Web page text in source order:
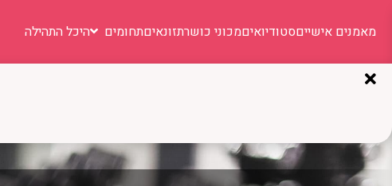
מאמנים אישייםסטודיואיםמכוני כושרתזונאיםתחומים היכל התהילה